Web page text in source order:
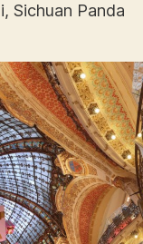
Sichuan Panda